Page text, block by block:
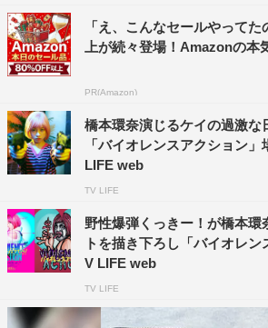
し出され、その横には「バイトで殺し
というコピー。専門学生にして学校終
バイトをするケイの、キュートな見た
のギャップを引き出したビジュアルと
特報映像（30秒）
「え、こんなセールやって
上が続々登場！Amazonの本
PR(Amazon)
橋本環奈演じるケイの過激な
「バイオレンスアクション
LIFE web
TV LIFE
野性爆弾くっきー！が橋本環
トを描き下ろし「バイオレ
V LIFE web
TV LIFE